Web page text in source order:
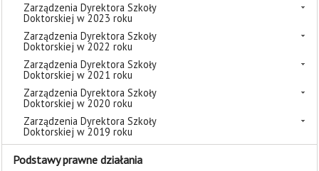
Zarządzenia Dyrektora Szkoły
Doktorskiej w 2023 roku
Zarządzenia Dyrektora Szkoły
Doktorskiej w 2022 roku
Zarządzenia Dyrektora Szkoły
Doktorskiej w 2021 roku
Zarządzenia Dyrektora Szkoły
Doktorskiej w 2020 roku
Zarządzenia Dyrektora Szkoły
Doktorskiej w 2019 roku
Podstawy prawne działania